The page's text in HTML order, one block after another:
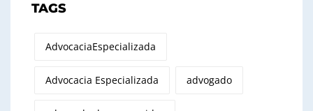
TAGS
AdvocaciaEspecializada
Advocacia Especializada advogado